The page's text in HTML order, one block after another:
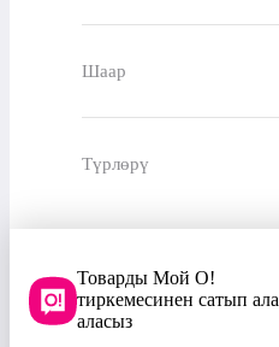
Шаар
Түрлөрү
Товарды Мой О!
тиркемесинен сатып ала
аласыз